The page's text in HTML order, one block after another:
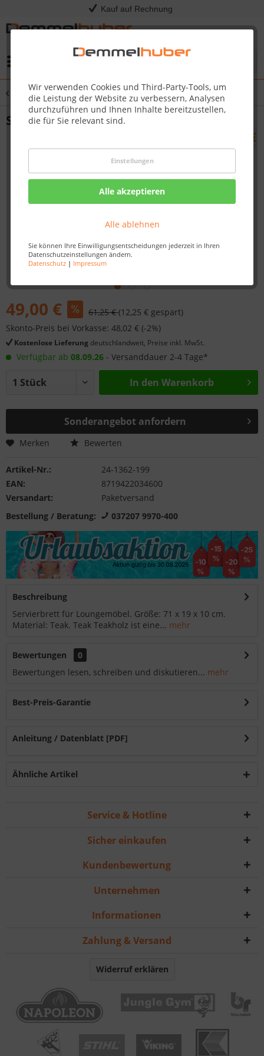
Kauf auf Rechnung
Wir verwenden Cookies und Third-Party-Tools, um
die Leistung der Website zu verbessern, Analysen
durchzuführen und Ihnen Inhalte bereitzustellen,
die für Sie relevant sind.
Einstellungen
Alle akzeptieren
Alle ablehnen
Sie können Ihre Einwilligungsentscheidungen jederzeit in Ihren
Datenschutzeinstellungen ändern.
Datenschutz| Impressum
Übersicht Loungemöbel
Servierbrett RIMO
49,00 € 61,25 €(12,25 € gespart)
Skonto-Preis bei Vorkasse: 48,02 € (-2%)
Kostenlose Lieferung deutschlandweit, Preise inkl. MwSt.
Verfügbar ab 08.09.26 - Versanddauer 2-4 Tage*
In den Warenkorb
Sonderangebot anfordern
Merken Bewerten
Artikel-Nr.:
24-1362-199
EAN:
8719422034600
Versandart:
Paketversand
Bestellung / Beratung:
037207 9970-400
Beschreibung
Servierbrett für Loungemöbel. Größe: 71 x 19 x 10 cm.
Material: Teak. Teak Teakholz ist eine... mehr
Bewertungen
0
Bewertungen lesen, schreiben und diskutieren... mehr
Best-Preis-Garantie
Anleitung / Datenblatt [PDF]
Ähnliche Artikel
Service & Hotline
Sicher einkaufen
Kundenbewertung
Unternehmen
Informationen
Zahlung & Versand
Widerruf erklären